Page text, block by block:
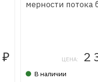
₽
мерности потока
ЦЕНА: 2
В наличии